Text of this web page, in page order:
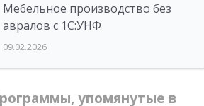
Мебельное производство без
авралов с 1С:УНФ
09.02.2026
упомянутые в